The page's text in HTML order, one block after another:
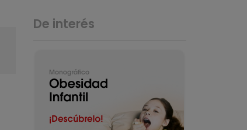
De interés